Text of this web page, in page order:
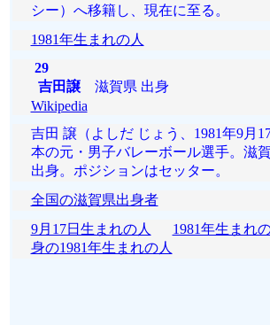
シー）へ移籍し、現在に至る。
1981年生まれの人
29
吉田譲滋賀県 出身
Wikipedia
吉田 譲（よしだ じょう、1981年9月
本の元・男子バレーボール選手。滋
出身。ポジションはセッター。
全国の滋賀県出身者
9月17日生まれの人
1981年生まれ
身の1981年生まれの人